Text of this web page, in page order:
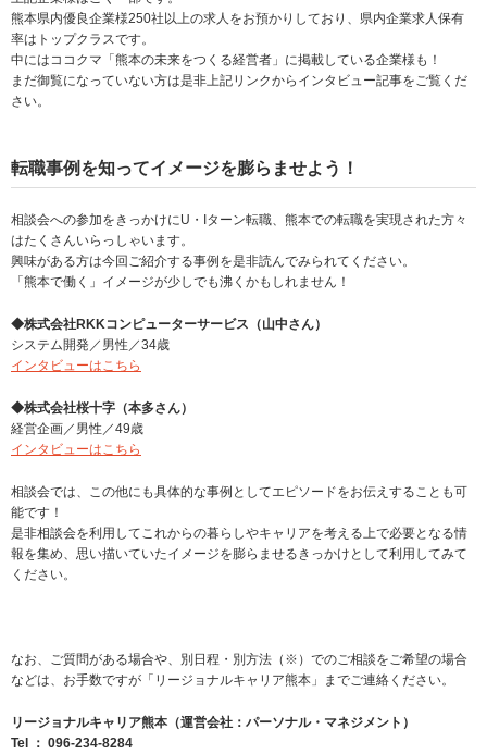
熊本県内優良企業様250社以上の求人をお預かりしており、県内企業求人保有
率はトップクラスです。
中にはココクマ「熊本の未来をつくる経営者」に掲載している企業様も！
まだ御覧になっていない方は是非上記リンクからインタビュー記事をご覧くだ
さい。
転職事例を知ってイメージを膨らませよう！
相談会への参加をきっかけにU・Iターン転職、熊本での転職を実現された方々
はたくさんいらっしゃいます。
興味がある方は今回ご紹介する事例を是非読んでみられてください。
「熊本で働く」イメージが少しでも沸くかもしれません！
◆株式会社RKKコンピューターサービス（山中さん）
システム開発／男性／34歳
インタビューはこちら
◆株式会社桜十字（本多さん）
経営企画／男性／49歳
インタビューはこちら
相談会では、この他にも具体的な事例としてエピソードをお伝えすることも可
能です！
是非相談会を利用してこれからの暮らしやキャリアを考える上で必要となる情
報を集め、思い描いていたイメージを膨らませるきっかけとして利用してみて
ください。
なお、ご質問がある場合や、別日程・別方法（※）でのご相談をご希望の場合
などは、お手数ですが「リージョナルキャリア熊本」までご連絡ください。
リージョナルキャリア熊本（運営会社：パーソナル・マネジメント）
Tel ： 096-234-8284